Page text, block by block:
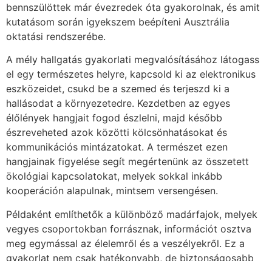
bennszülöttek már évezredek óta gyakorolnak, és amit
kutatásom során igyekszem beépíteni Ausztrália
oktatási rendszerébe.
A mély hallgatás gyakorlati megvalósításához látogass
el egy természetes helyre, kapcsold ki az elektronikus
eszközeidet, csukd be a szemed és terjeszd ki a
hallásodat a környezetedre. Kezdetben az egyes
élőlények hangjait fogod észlelni, majd később
észreveheted azok közötti kölcsönhatásokat és
kommunikációs mintázatokat. A természet ezen
hangjainak figyelése segít megértenünk az összetett
ökológiai kapcsolatokat, melyek sokkal inkább
kooperáción alapulnak, mintsem versengésen.
Példaként említhetők a különböző madárfajok, melyek
vegyes csoportokban forrásznak, információt osztva
meg egymással az élelemről és a veszélyekről. Ez a
gyakorlat nem csak hatékonyabb, de biztonságosabb